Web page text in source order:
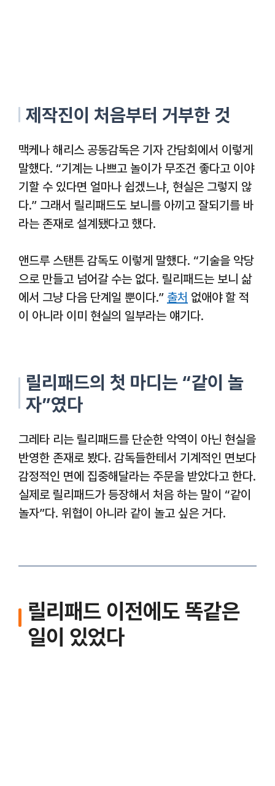
제작진이 처음부터 거부한 것
맥케나 해리스 공동감독은 기자 간담회에서 이렇게
말했다. “기계는 나쁘고 놀이가 무조건 좋다고 이야
기할 수 있다면 얼마나 쉽겠느냐, 현실은 그렇지 않
다.” 그래서 릴리패드도 보니를 아끼고 잘되기를 바
라는 존재로 설계됐다고 했다.
앤드루 스탠튼 감독도 이렇게 말했다. “기술을 악당
으로 만들고 넘어갈 수는 없다. 릴리패드는 보니 삶
에서 그냥 다음 단계일 뿐이다.” 출처 없애야 할 적
이 아니라 이미 현실의 일부라는 얘기다.
릴리패드의 첫 마디는 “같이 놀
자”였다
그레타 리는 릴리패드를 단순한 악역이 아닌 현실을
반영한 존재로 봤다. 감독들한테서 기계적인 면보다
감정적인 면에 집중해달라는 주문을 받았다고 한다.
실제로 릴리패드가 등장해서 처음 하는 말이 “같이
놀자”다. 위협이 아니라 같이 놀고 싶은 거다.
릴리패드 이전에도 똑같은
일이 있었다